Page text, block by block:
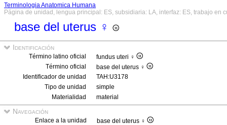
Terminologia Anatomica Humana
Página de unidad, lengua principal: ES, subsidiaria: LA, interfaz: ES, trabajo en
base del uterus ♀
Identificación
Término latino oficial
fundus uteri ♀
Término oficial
base del uterus ♀
Identificador de unidad
TAH:U3178
Tipo de unidad
simple
Materialidad
material
Navegación
Enlace a la unidad
base del uterus ♀